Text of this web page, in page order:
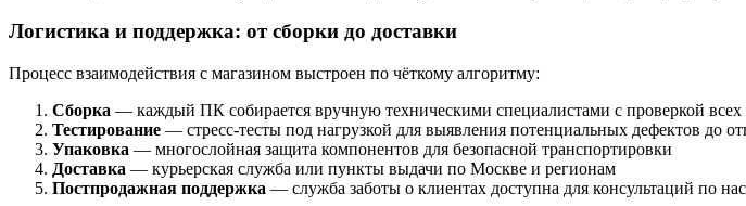
Логистика и поддержка: от сборки до доставки
Процесс взаимодействия с магазином выстроен по чёткому алгоритму:
Сборка — каждый ПК собирается вручную техническими специалистами с проверкой всех
Тестирование — стресс-тесты под нагрузкой для выявления потенциальных дефектов до
Упаковка — многослойная защита компонентов для безопасной транспортировки
Доставка — курьерская служба или пункты выдачи по Москве и регионам
Постпродажная поддержка — служба заботы о клиентах доступна для консультаций по